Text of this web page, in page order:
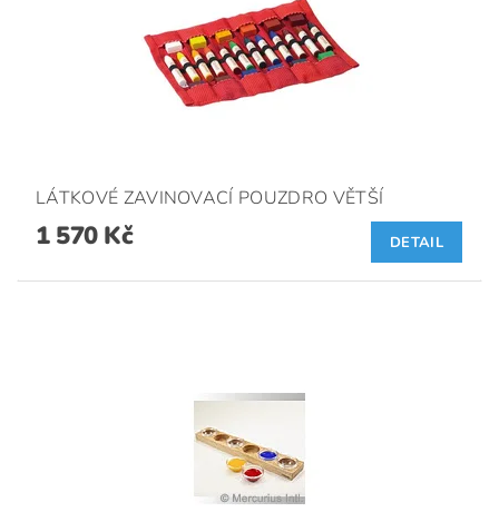
LÁTKOVÉ ZAVINOVACÍ POUZDRO VĚTŠÍ
1 570 Kč DETAIL